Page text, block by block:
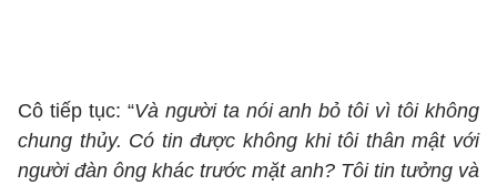
Cô tiếp tục: “Và người ta nói anh bỏ tôi vì tôi không
chung thủy. Có tin được không khi tôi thân mật với
người đàn ông khác trước mặt anh? Tôi tin tưởng và